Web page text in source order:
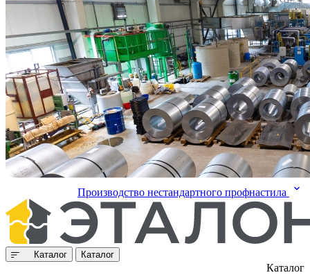
Производство нестандартного профнастила
Каталог Каталог
Каталог